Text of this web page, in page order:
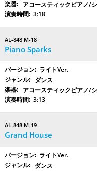
アコースティックピアノ/
3:18
AL-848 M-18
Piano Sparks
ライトVer.
ダンス
アコースティックピアノ/
3:13
AL-848 M-19
Grand House
ライトVer.
ダンス